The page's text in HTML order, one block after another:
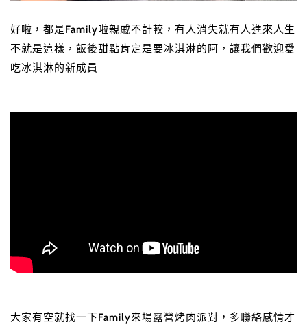
好啦，都是Family啦親戚不計較，有人消失就有人進來人生
不就是這樣，飯後甜點肯定是要冰淇淋的阿，讓我們歡迎愛
吃冰淇淋的新成員
大家有空就找一下Family來場露營烤肉派對，多聯絡感情才
Are you 18 years old or older?